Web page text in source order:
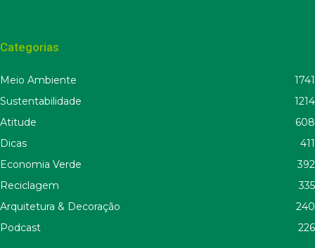
Categorias
Meio Ambiente
1741
Sustentabilidade
1214
Atitude
608
Dicas
411
Economia Verde
392
Reciclagem
335
Arquitetura & Decoração
240
Podcast
226